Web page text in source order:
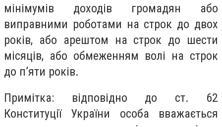
мінімумів доходів громадян або
виправними роботами на строк до двох
років, або арештом на строк до шести
місяців, або обмеженням волі на строк
до п’яти років.
Примітка: відповідно до ст. 62
Конституції України особа вважається